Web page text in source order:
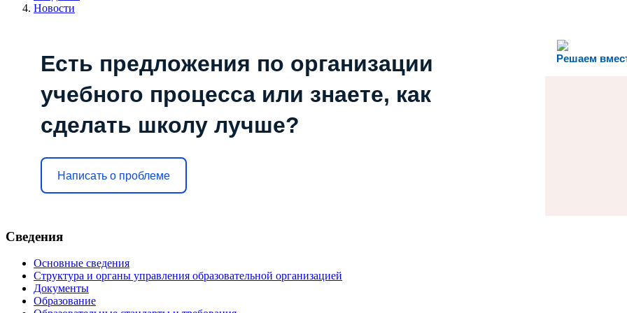
Новости
Решаем
Есть предложения по организации
учебного процесса или знаете, как
сделать школу лучше?
Написать о проблеме
Сведения
Основные сведения
Структура и органы управления образовательной организацией
Документы
Образование